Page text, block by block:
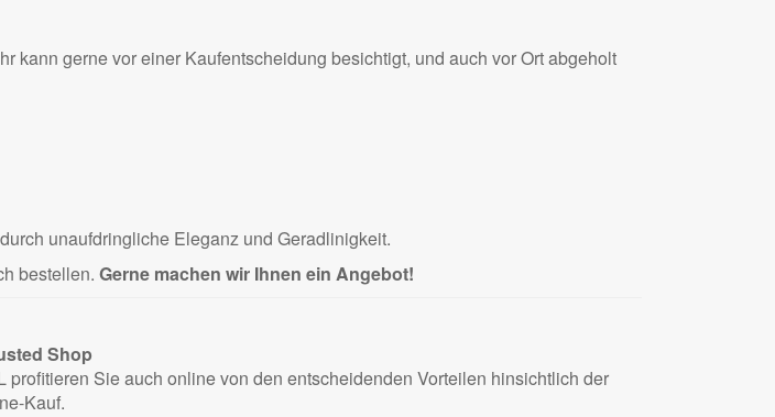
kann gerne vor einer Kaufentscheidung besichtigt, und auch vor Ort abgeholt
unaufdringliche Eleganz und Geradlinigkeit.
bestellen. Gerne machen wir Ihnen ein Angebot!
Shop
Sie auch online von den entscheidenden Vorteilen hinsichtlich der
Kauf.